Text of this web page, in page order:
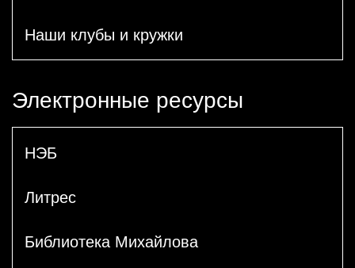
Наши клубы и кружки
Электронные ресурсы
НЭБ
Литрес
Библиотека Михайлова